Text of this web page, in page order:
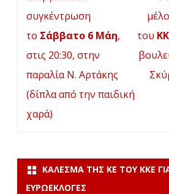
συγκέντρωση
το Σάββατο 6 Μάη,
στις 20:30, στην
παραλία Ν. Αρτάκης
(δίπλα από την παιδική
χαρά)
του
ΚΆΛΕΣΜΑ ΤΗΣ ΚΕ ΤΟΥ ΚΚΕ
ΕΥΡΩΕΚΛΟΓΈΣ